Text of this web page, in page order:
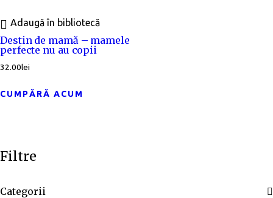
Adaugă în bibliotecă
Destin de mamă – mamele
perfecte nu au copii
32.00lei
CUMPĂRĂ ACUM
Filtre
Categorii